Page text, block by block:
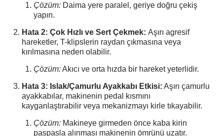
Çözüm: Daima yere paralel, geriye doğru çekiş
yapın.
Hata 2: Çok Hızlı ve Sert Çekmek: Aşırı agresif
hareketler, T-klipslerin raydan çıkmasına veya
kırılmasına neden olabilir.
Çözüm:Akıcı ve orta hızda bir hareket yeterlidir.
Hata 3: Islak/Çamurlu Ayakkabı Etkisi: Aşırı çamurlu
ayakkabılar, makinenin pedal kısmını
kayganlaştırabilir veya mekanizmayı kirle tıkayabilir.
Çözüm: Makineye girmeden önce kaba kirin
paspasla alınması makinenin ömrünü uzatır.